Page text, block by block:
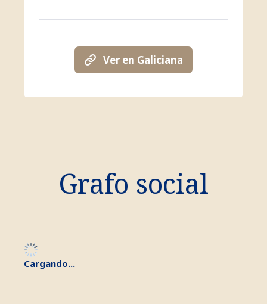
Ver en Galiciana
Grafo social
Cargando...